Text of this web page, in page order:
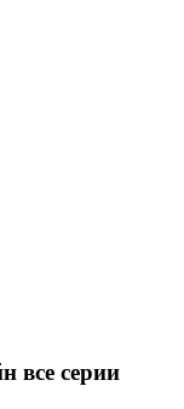
все серии